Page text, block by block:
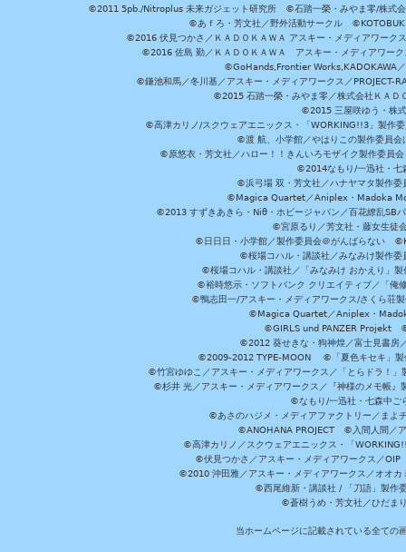
©2011 5pb./Nitroplus 未来ガジェット研究所 ©石踏一榮・みやま零/株式
©あｆろ・芳文社／野外活動サークル
©2016 伏見つかさ／ＫＡＤＯＫＡＷＡ アスキー・メディアワー
©2016 佐島 勤／ＫＡＤＯＫＡＷＡ アスキー・メディアワ
©GoHands,Frontier Works,KADOKAWA
©鎌池和馬／冬川基／アスキー・メディアワークス／
©2015 石踏一榮・みやま零／株式会社ＫＡＤ
©2015 三屋咲ゆう・株
©高津カリノ/スクウェアエニックス・「WORKING!!3」製作
©渡 航、小学館／やはりこの製作委員
©原悠衣・芳文社／ハロー！！きんいろモザイク製作委員
©2014なもり/一迅社・
©浜弓場 双・芳文社／ハナヤマタ製作
©Magica Quartet／Aniplex・Madoka
©2013 すずきあきら・Niθ・ホビージャパン／百花繚乱
©宮原るり／芳文社・藤女生徒
©日日日・小学館／製作委員会＠がんばらない
©桜場コハル・講談社／みなみけ製作
©桜場コハル・講談社／「みなみけ おかえり」
©裕時悠示・ソフトバンク クリエイティブ／「
©鴨志田一/アスキー・メディアワークス/さく
©Magica Quartet／Aniplex・
©GIRLS und PANZER Projekt ©
©2012 葵せきな・狗神煌／富士見書
©2009-2012 TYPE-MOON ©「夏色キセキ」製
©竹宮ゆゆこ／アスキー・メディアワークス／「とらドラ！
©杉井 光／アスキー・メディアワークス／『神様のメモ帳
©なもり/一迅社・七森中
©あさのハジメ・メディアファクトリー／ま
©ANOHANA PROJECT ©入間人間／ア
©高津カリノ／スクウェアエニックス・「
©伏見つかさ／アスキー・メディアワークス／
©2010 沖田雅／アスキー・メディアワークス／オオ
©西尾維新・講談社 / 「刀語」製作
©蒼樹うめ・芳文社／ひだま
当ホームページに記載されている全ての